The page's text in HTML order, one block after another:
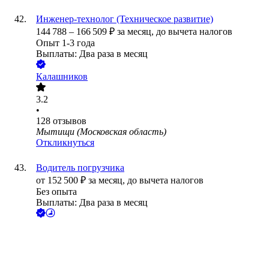
Инженер-технолог (Техническое развитие)
144 788 – 166 509 ₽ за месяц, до вычета налогов
Опыт 1-3 года
Выплаты: Два раза в месяц
Калашников
3.2
•
128 отзывов
Мытищи (Московская область)
Откликнуться
Водитель погрузчика
от 152 500 ₽ за месяц, до вычета налогов
Без опыта
Выплаты: Два раза в месяц